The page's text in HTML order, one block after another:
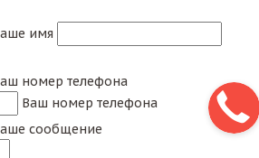
имя
номер телефона
Ваш номер телефона
сообщение